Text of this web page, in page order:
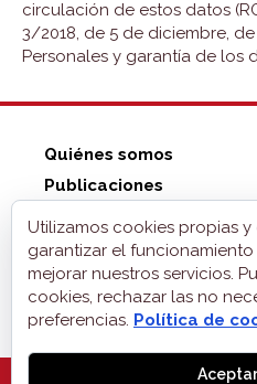
circulación de estos datos
3/2018, de 5 de diciembre,
Personales y garantía de los
Quiénes somos
Publicaciones
Tienda ZonaELE
Aviso legal
Privacidad
Cookies
Utilizamos cookies propias
garantizar el
mejorar nuestros servicios.
cookies, rechazar las no
preferencias. Política de